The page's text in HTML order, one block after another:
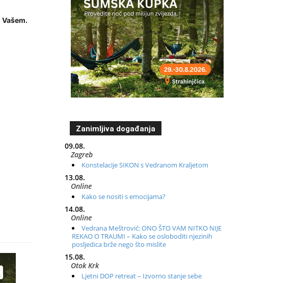
Zanimljiva događanja
09.08.
Zagreb
Konstelacije SIKON s Vedranom Kraljetom
13.08.
Online
Kako se nositi s emocijama?
14.08.
Online
Vedrana Meštrović: ONO ŠTO VAM NITKO NIJE
REKAO O TRAUMI – Kako se osloboditi njezinih
posljedica brže nego što mislite
15.08.
Otok Krk
Ljetni DOP retreat – Izvorno stanje sebe